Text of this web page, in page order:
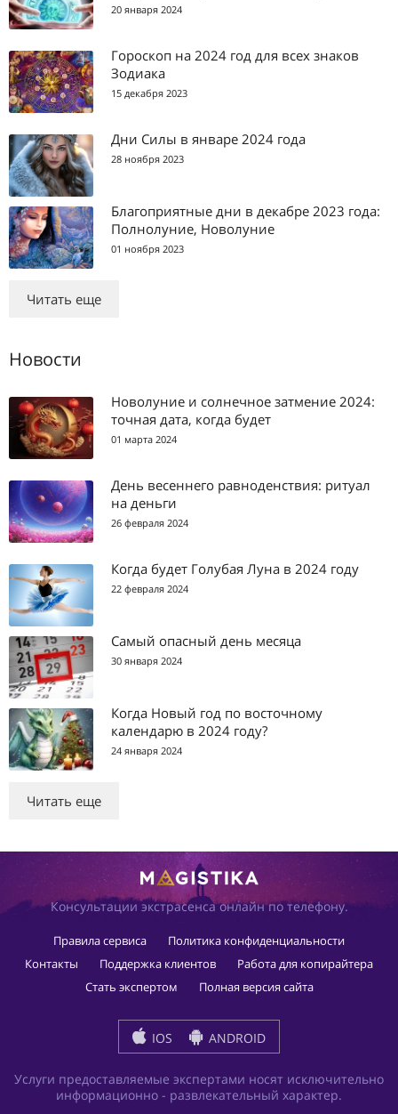
20 января 2024
Гороскоп на 2024 год для всех знаков
Зодиака
15 декабря 2023
Дни Силы в январе 2024 года
28 ноября 2023
Благоприятные дни в декабре 2023 года:
Полнолуние, Новолуние
01 ноября 2023
Читать еще
Новости
Новолуние и солнечное затмение 2024:
точная дата, когда будет
01 марта 2024
День весеннего равноденствия: ритуал
на деньги
26 февраля 2024
Когда будет Голубая Луна в 2024 году
22 февраля 2024
Самый опасный день месяца
30 января 2024
Когда Новый год по восточному
календарю в 2024 году?
24 января 2024
Читать еще
Консультации экстрасенса онлайн по телефону.
Правила сервиса
Политика конфиденциальности
Контакты
Поддержка клиентов
Работа для копирайтера
Стать экспертом
Полная версия сайта
IOS ANDROID
Услуги предоставляемые экспертами носят исключительно
информационно - развлекательный характер.